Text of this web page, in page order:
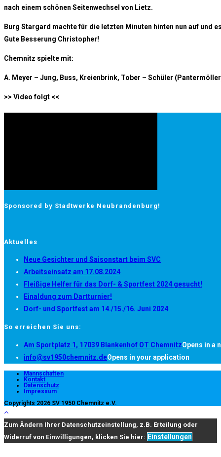
nach einem schönen Seitenwechsel von Lietz.
Burg Stargard machte für die letzten Minuten hinten nun auf und
Gute Besserung Christopher!
Chemnitz spielte mit:
A. Meyer – Jung, Buss, Kreienbrink, Tober – Schüler
>> Video folgt <<
Sponsored by Stadtwerke Neubrandenburg!
Aktuelles
Neue Gesichter und Saisonstart beim SVC
Arbeitseinsatz am 17.08.2024
Fleißige Helfer für das Dorf- & Sportfest 2024 gesucht!
Einaldung zum Dartturnier!
Dorf- und Sportfest am 14./15./16. Juni 2024
So erreichen Sie uns:
Am Sportplatz 1, 17039 Blankenhof OT ChemnitzOpens in a
info@sv1950chemnitz.deOpens in your application
Mannschaften
Kontakt
Datenschutz
Impressum
Copyrights 2026 SV 1950 Chemnitz e.V.
Zum Ändern Ihrer Datenschutzeinstellung, z.B. Erteilung oder
Widerruf von Einwilligungen, klicken Sie hier: Einstellungen